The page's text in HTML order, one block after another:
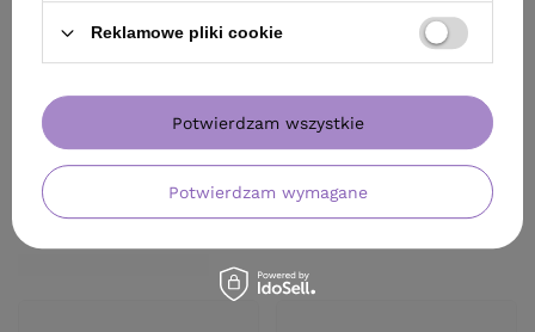
Reklamowe pliki cookie
Potwierdzam wymagane
Potwierdzam wszystkie